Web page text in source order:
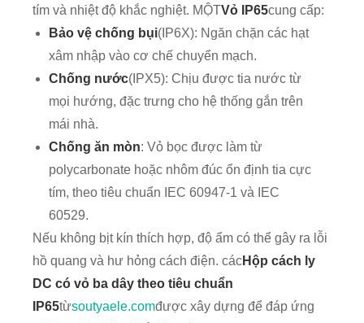
tím và nhiệt độ khắc nghiệt. MỘTVỏ IP65cung cấp:
Bảo vệ chống bụi(IP6X): Ngăn chặn các hạt
xâm nhập vào cơ chế chuyển mạch.
Chống nước(IPX5): Chịu được tia nước từ
mọi hướng, đặc trưng cho hệ thống gắn trên
mái nhà.
Chống ăn mòn: Vỏ bọc được làm từ
polycarbonate hoặc nhôm đúc ổn định tia cực
tím, theo tiêu chuẩn IEC 60947-1 và IEC
60529.
Nếu không bịt kín thích hợp, độ ẩm có thể gây ra lỗi
hồ quang và hư hỏng cách điện. cácHộp cách ly
DC có vỏ ba dây theo tiêu chuẩn
IP65từsoutyaele.comđược xây dựng để đáp ứng